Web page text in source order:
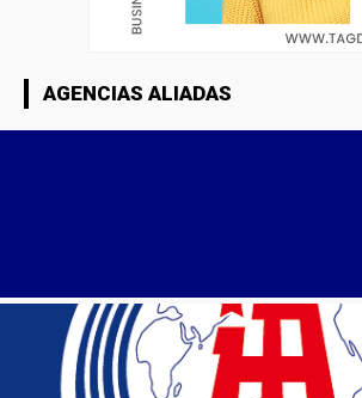
AGENCIAS ALIADAS